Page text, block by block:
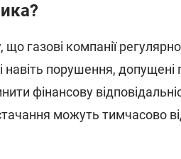
газові компанії
порушення, допущені
фінансову
можуть тимчасово